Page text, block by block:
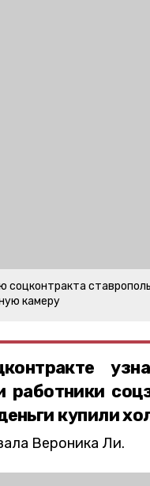
соцконтракта
камеру
работники
купили
Вероника Ли.